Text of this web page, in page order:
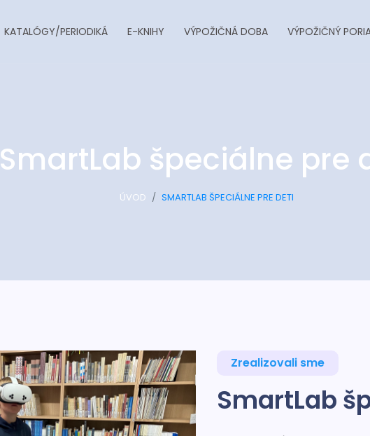
KATALÓGY/PERIODIKÁ E-KNIHY VÝPOŽIČNÁ DOBA VÝPOŽIČNÝ
SmartLab špeciálne pre
ÚVOD SMARTLAB ŠPECIÁLNE PRE DETI
Zrealizovali sme
SmartLab